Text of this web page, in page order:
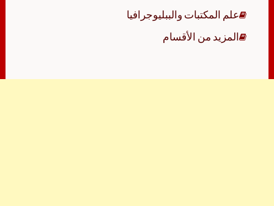
علم المكتبات والببليوجرافيا
المزيد من الأقسام